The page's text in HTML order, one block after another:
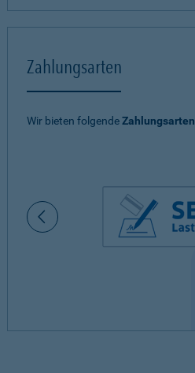
Zahlungsarten
Wir bieten folgendeZahlungsarten